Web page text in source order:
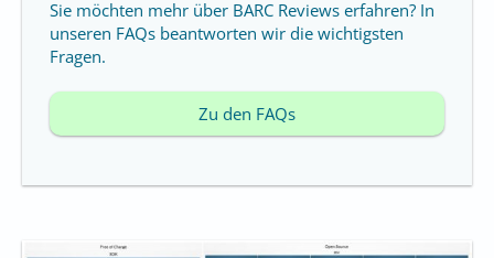
Sie möchten mehr über BARC Reviews erfahren? In
unseren FAQs beantworten wir die wichtigsten
Fragen.
Zu den FAQs